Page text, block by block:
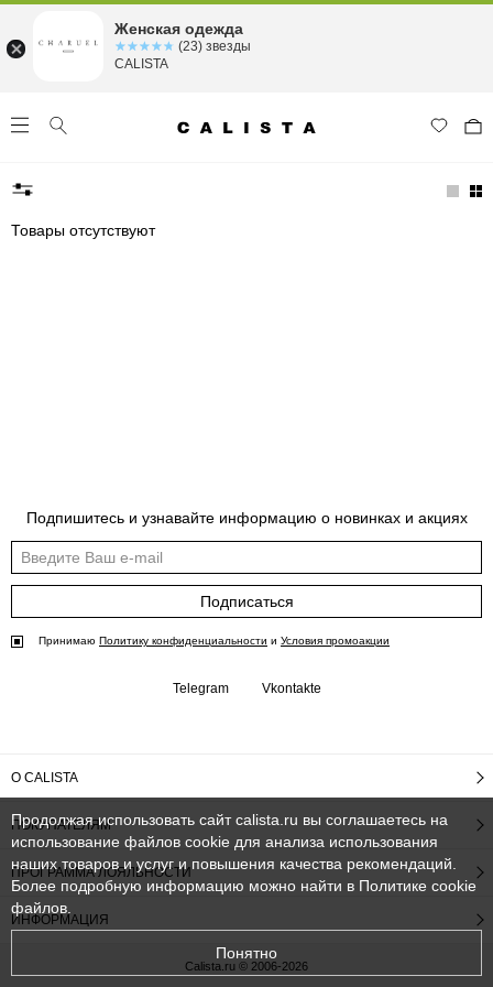
Товары отсутствуют
Подпишитесь и узнавайте информацию о новинках и акциях
Подписаться
Принимаю Политику конфиденциальности и Условия промоакции
Telegram Vkontakte
О CALISTA
ПОКУПАТЕЛЯМ
ПРОГРАММА ЛОЯЛЬНОСТИ
ИНФОРМАЦИЯ
Calista.ru © 2006-2026
Продолжая использовать сайт calista.ru вы соглашаетесь на
использование файлов cookie для анализа использования
наших товаров и услуг и повышения качества рекомендаций.
Более подробную информацию можно найти в Политике cookie
файлов
Понятно
Женская одежда
☆☆☆☆☆
★★★★★ (23) звезды
CALISTA